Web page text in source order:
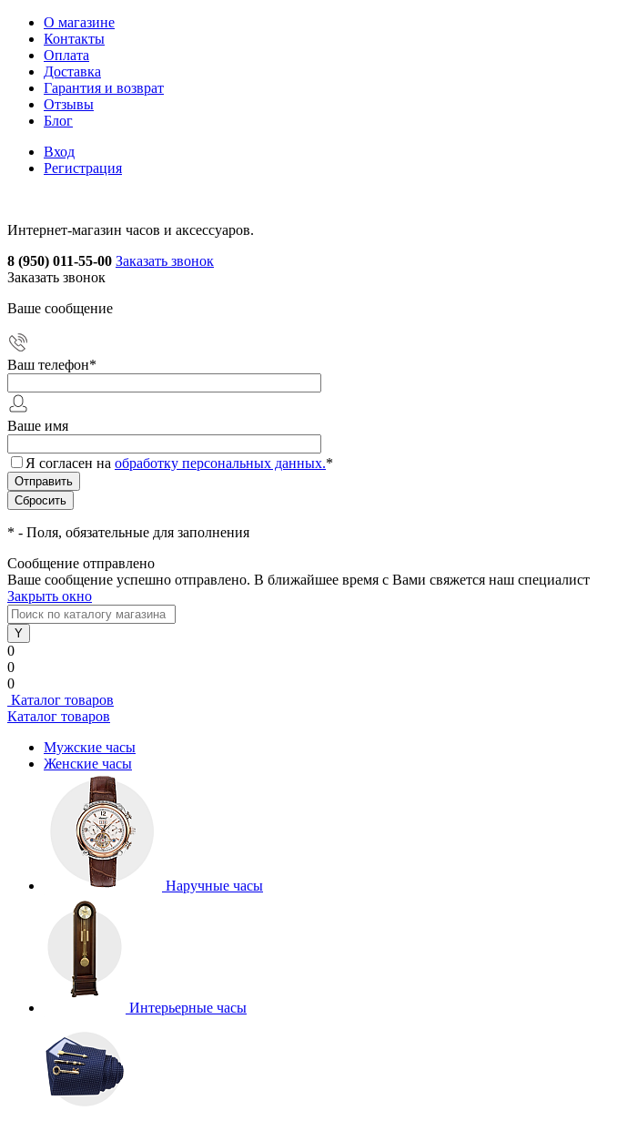
О магазине
Контакты
Оплата
Доставка
Гарантия и возврат
Отзывы
Блог
Вход
Регистрация
Интернет-магазин часов и аксессуаров.
8 (950) 011-55-00 Заказать звонок
Заказать звонок
Ваше сообщение
Ваш телефон*
Ваше имя
Я согласен на обработку персональных данных.*
* - Поля, обязательные для заполнения
Сообщение отправлено
Ваше сообщение успешно отправлено. В ближайшее время с Вами свяжется наш специалист
Закрыть окно
0
0
0
Каталог товаров
Каталог товаров
Мужские часы
Женские часы
Наручные часы
Интерьерные часы